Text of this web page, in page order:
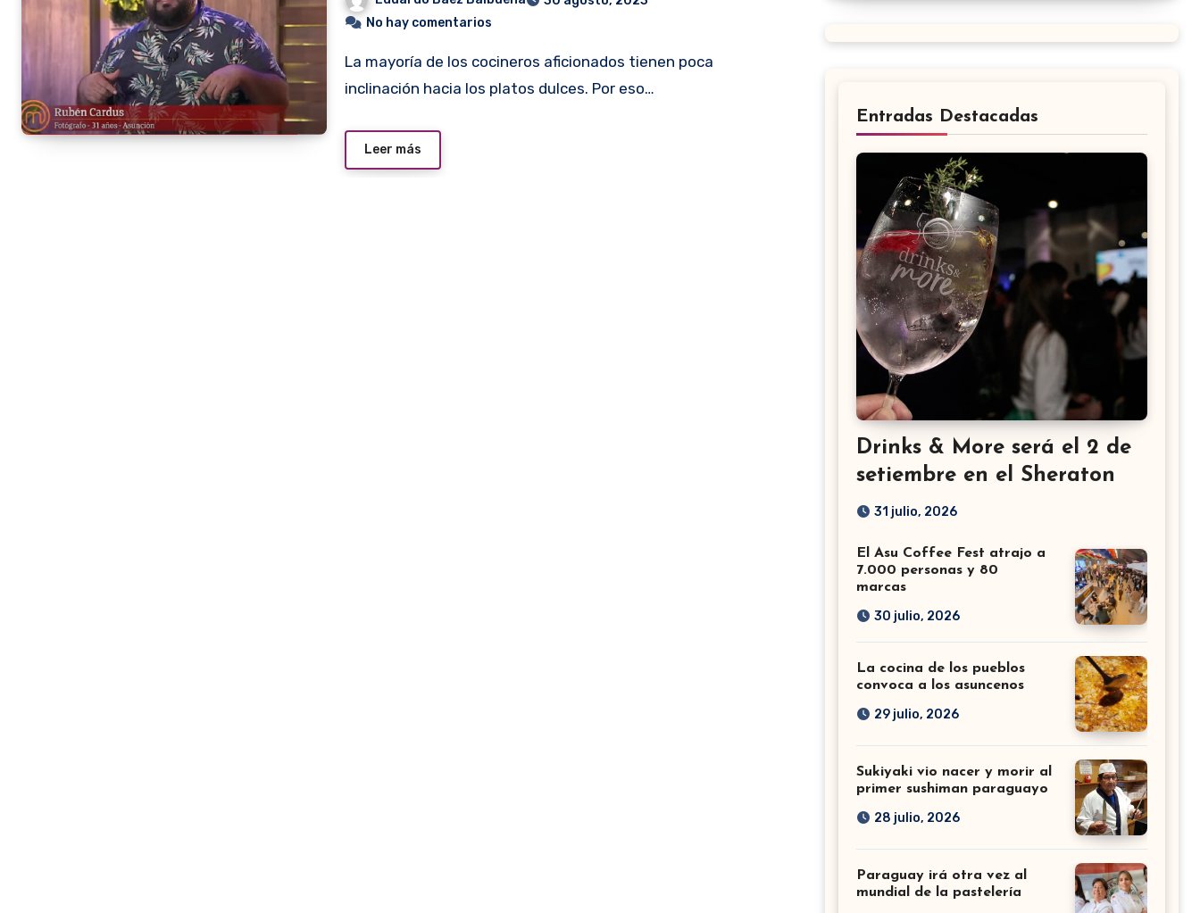
No hay comentarios
La mayoría de los cocineros aficionados tienen poca
inclinación hacia los platos dulces. Por eso…
Leer más
Entradas Destacadas
Drinks & More será el 2 de
setiembre en el Sheraton
31 julio, 2026
El Asu Coffee Fest atrajo a
7.000 personas y 80
marcas
30 julio, 2026
La cocina de los pueblos
convoca a los asuncenos
29 julio, 2026
Sukiyaki vio nacer y morir al
primer sushiman paraguayo
28 julio, 2026
Paraguay irá otra vez al
mundial de la pastelería